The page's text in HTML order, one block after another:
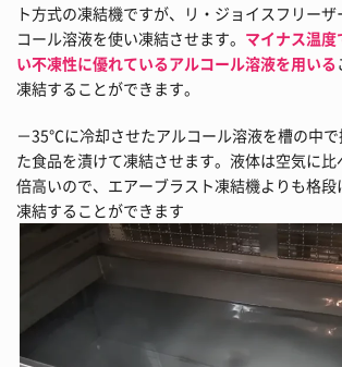
ト方式の凍結機ですが、リ・ジョイスフリー
コール溶液を使い凍結させます。 マイナス温
い不凍性に優れているアルコール溶液を用いる
凍結することができます。
－35℃に冷却させたアルコール溶液を槽の中
た食品を漬けて凍結させます。液体は空気に
倍高いので、エアーブラスト凍結機よりも格
凍結することができます